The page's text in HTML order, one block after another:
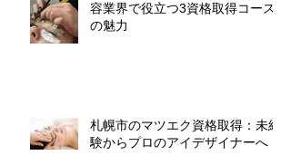
容業界で役立つ3資格取得コース
の魅力
札幌市のマツエク資格取得：未経
験からプロのアイデザイナーへ